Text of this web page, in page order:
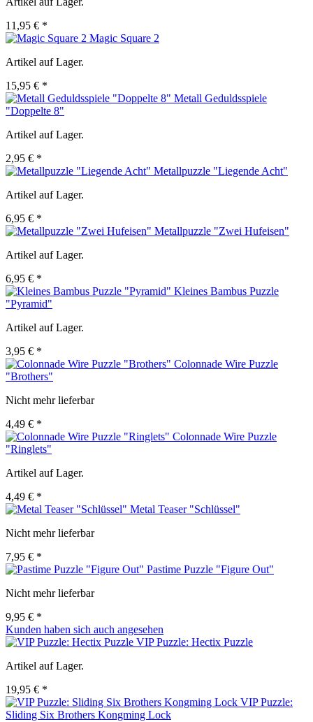
11,95 € *
Magic Square 2
Artikel auf Lager.
15,95 € *
Metall Geduldsspiele
"Doppelte 8"
Artikel auf Lager.
2,95 € *
Metallpuzzle "Liegende Acht"
Artikel auf Lager.
6,95 € *
Metallpuzzle "Zwei Hufeisen"
Artikel auf Lager.
6,95 € *
Kleines Bambus Puzzle
"Pyramid"
Artikel auf Lager.
3,95 € *
Colonnade Wire Puzzle
"Brothers"
Nicht mehr lieferbar
4,49 € *
Colonnade Wire Puzzle
"Ringlets"
Artikel auf Lager.
4,49 € *
Metal Teaser "Schlüssel"
Nicht mehr lieferbar
7,95 € *
Pastime Puzzle "Figure Out"
Nicht mehr lieferbar
9,95 € *
Kunden haben sich auch angesehen
VIP Puzzle: Hectix Puzzle
Artikel auf Lager.
19,95 € *
VIP Puzzle:
Sliding Six Brothers Kongming Lock